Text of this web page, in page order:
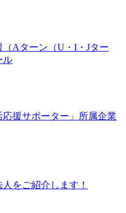
Aターン（U・I・Jター
ル
援サポーター」所属企業
をご紹介します！